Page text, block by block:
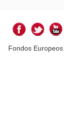
Fondos Europeos